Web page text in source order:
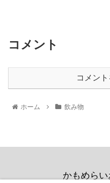
コメント
コメン
ホーム 飲み物
かもめら